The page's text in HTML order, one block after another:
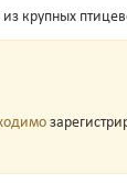
крупных